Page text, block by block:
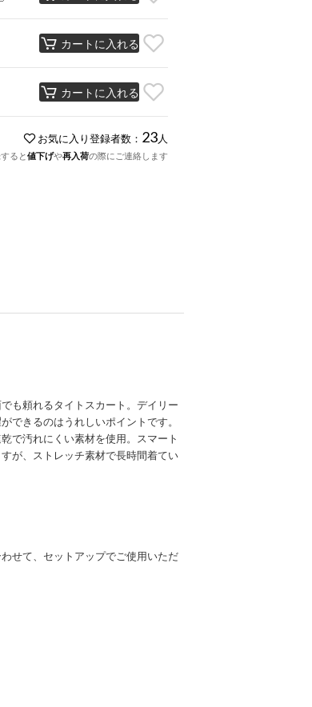
カートに入れる
カートに入れる
お気に入り登録者数： 23 人
ると値下げや再入荷の際にご連絡します
も頼れるタイトスカート。デイリー
できるのはうれしいポイントです。
で汚れにくい素材を使用。スマート
が、ストレッチ素材で長時間着てい
せて、セットアップでご使用いただ